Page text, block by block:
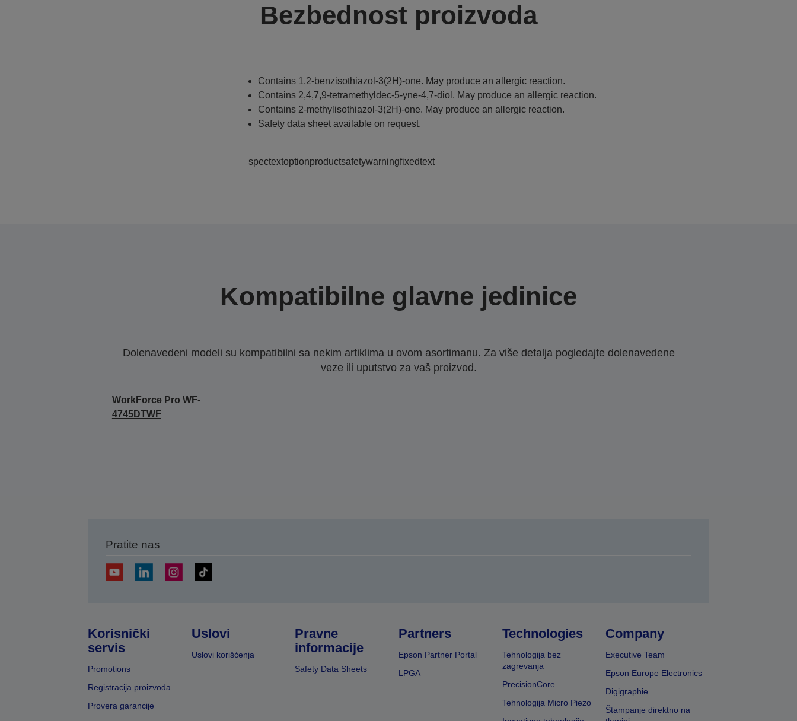
Bezbednost proizvoda
Contains 1,2-benzisothiazol-3(2H)-one. May produce an allergic reaction.
Contains 2,4,7,9-tetramethyldec-5-yne-4,7-diol. May produce an allergic reaction.
Contains 2-methylisothiazol-3(2H)-one. May produce an allergic reaction.
Safety data sheet available on request.
spectextoptionproductsafetywarningfixedtext
Kompatibilne glavne jedinice
Dolenavedeni modeli su kompatibilni sa nekim artiklima u ovom asortimanu. Za više detalja pogledajte dolenavedene
veze ili uputstvo za vaš proizvod.
WorkForce Pro WF-
4745DTWF
Pratite nas
Korisnički
servis
Promotions
Registracija proizvoda
Provera garancije
Uslovi
Uslovi korišćenja
Pravne
informacije
Safety Data Sheets
Partners
Epson Partner Portal
LPGA
Technologies
Tehnologija bez
zagrevanja
PrecisionCore
Tehnologija Micro Piezo
Company
Executive Team
Epson Europe Electronics
Digigraphie
Štampanje direktno na